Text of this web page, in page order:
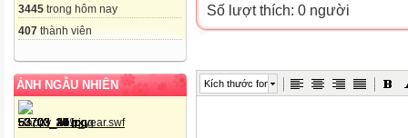
3445 trong hôm nay
407 thành viên
ẢNH NGẪU NHIÊN
Số lượt thích: 0 người
Kích thước font